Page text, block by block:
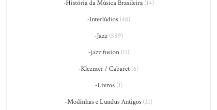
-História da Música Brasileira(14)
-Interlúdios(48)
-Jazz(589)
-jazz fusion(11)
-Klezmer / Cabaret (6)
-Livros(1)
-Modinhas e Lundus Antigos (31)